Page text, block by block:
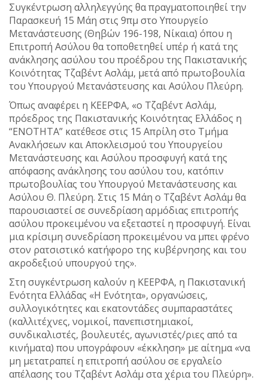
Συγκέντρωση αλληλεγγύης θα πραγματοποιηθεί την
Παρασκευή 15 Μάη στις 9πμ στο Υπουργείο
Μετανάστευσης (Θηβών 196-198, Νίκαια) όπου η
Επιτροπή Ασύλου θα τοποθετηθεί υπέρ ή κατά της
ανάκλησης ασύλου του προέδρου της Πακιστανικής
Κοινότητας Τζαβέντ Ασλάμ, μετά από πρωτοβουλία
του Υπουργού Μετανάστευσης και Ασύλου Πλεύρη.
Όπως αναφέρει η ΚΕΕΡΦΑ, «ο Τζαβέντ Ασλάμ,
πρόεδρος της Πακιστανικής Κοινότητας Ελλάδος η
“ΕΝΟΤΗΤΑ” κατέθεσε στις 15 Απρίλη στο Τμήμα
Ανακλήσεων και Αποκλεισμού του Υπουργείου
Μετανάστευσης και Ασύλου προσφυγή κατά της
απόφασης ανάκλησης του ασύλου του, κατόπιν
πρωτοβουλίας του Υπουργού Μετανάστευσης και
Ασύλου Θ. Πλεύρη. Στις 15 Μάη ο Τζαβέντ Ασλάμ θα
παρουσιαστεί σε συνεδρίαση αρμόδιας επιτροπής
ασύλου προκειμένου να εξεταστεί η προσφυγή. Είναι
μια κρίσιμη συνεδρίαση προκειμένου να μπει φρένο
στον ρατσιστικό κατήφορο της κυβέρνησης και του
ακροδεξιού υπουργού της».
Στη συγκέντρωση καλούν η ΚΕΕΡΦΑ, η Πακιστανική
Ενότητα Ελλάδας «Η Ενότητα», οργανώσεις,
συλλογικότητες και εκατοντάδες συμπαραστάτες
(καλλιτέχνες, νομικοί, πανεπιστημιακοί,
συνδικαλιστές, βουλευτές, αγωνιστές/ριες από τα
κινήματα) που υπογράφουν «έκκληση» με αίτημα «να
μη μετατραπεί η επιτροπή ασύλου σε εργαλείο
απέλασης του Τζαβέντ Ασλάμ στα χέρια του Πλεύρη».